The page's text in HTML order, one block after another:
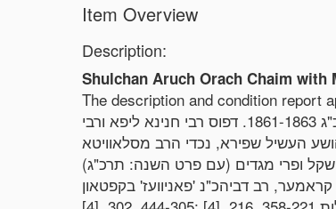
Item Overview
Description:
Shulchan Aruch Orach Chaim with
The description and condition report
ספר מגני ארץ - שולחן ערוך אורח חיים, חלק ראשון, סימנים א-תכח, עם ספר מחצית השקל ופרי מגדים. זיטומיר, תרכ"א-תרכ"ג 1861-1863. דפוס רבי חנינא ליפא ורבי